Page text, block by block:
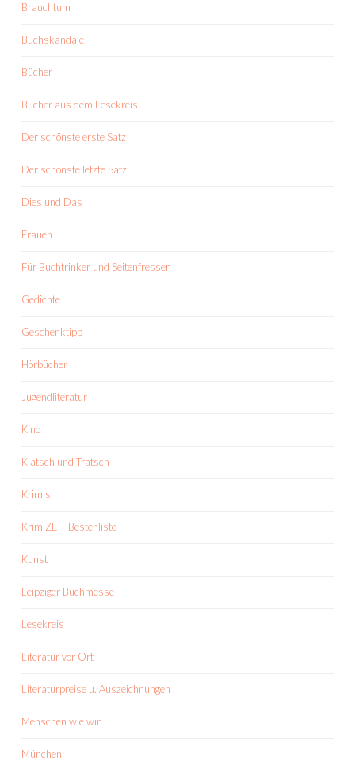
Brauchtum
Buchskandale
Bücher
Bücher aus dem Lesekreis
Der schönste erste Satz
Der schönste letzte Satz
Dies und Das
Frauen
Für Buchtrinker und Seitenfresser
Gedichte
Geschenktipp
Hörbücher
Jugendliteratur
Kino
Klatsch und Tratsch
Krimis
KrimiZEIT-Bestenliste
Kunst
Leipziger Buchmesse
Lesekreis
Literatur vor Ort
Literaturpreise u. Auszeichnungen
Menschen wie wir
München